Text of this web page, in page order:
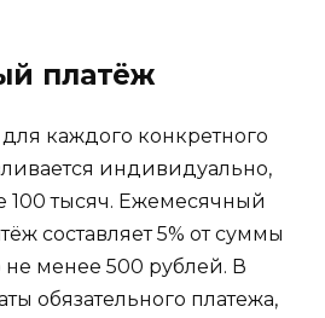
платёж
каждого конкретного
индивидуально,
100 тысяч. Ежемесячный
составляет 5% от суммы
менее 500 рублей. В
обязательного платежа,